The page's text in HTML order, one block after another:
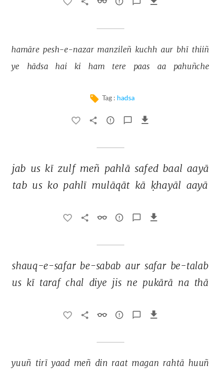
hamāre pesh-e-nazar manzileñ kuchh aur bhī thiiñ
ye
hādsa hai ki ham tere paas aa pahuñche
Tag : hadsa
jab us kī zulf meñ pahlā safed baal aayā
tab us ko pahlī mulāqāt kā ḳhayāl aayā
shauq-e-safar be-sabab aur safar be-talab
us kī taraf chal diye jis ne pukārā na thā
yuuñ tirī yaad meñ din raat magan rahtā huuñ